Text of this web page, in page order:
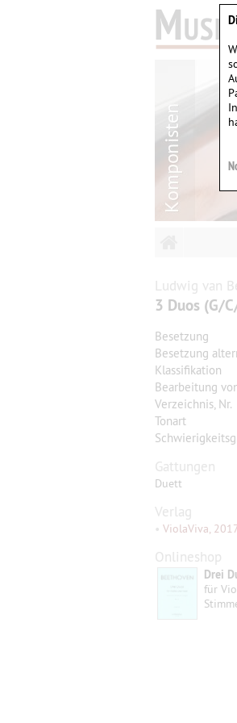
Ludwig van
3 Duos (G/
Besetzung
Besetzung
Klassifikation
Bearbeitung
Verzeichnis, Nr.
Tonart
Gattungen
Duett
Verlag
• ViolaViva,
Onlineshop
Drei
für